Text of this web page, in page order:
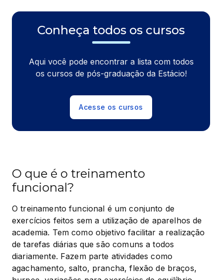
Conheça todos os cursos
Aqui você pode encontrar a lista com todos
os cursos de pós-graduação da Estácio!
Acesse os cursos
O que é o treinamento
funcional?
O treinamento funcional é um conjunto de
exercícios feitos sem a utilização de aparelhos de
academia. Tem como objetivo facilitar a realização
de tarefas diárias que são comuns a todos
diariamente. Fazem parte atividades como
agachamento, salto, prancha, flexão de braços,